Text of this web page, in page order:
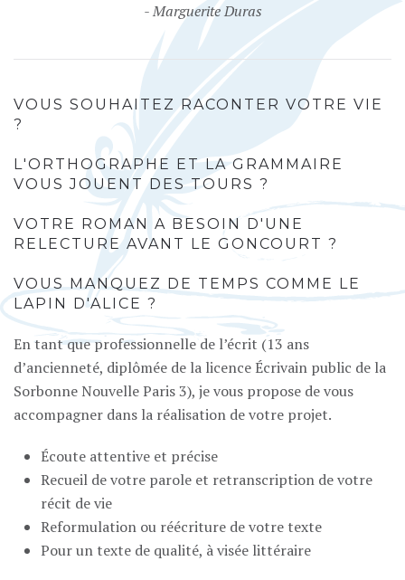
- Marguerite Duras
VOUS SOUHAITEZ RACONTER VOTRE VIE
?
L'ORTHOGRAPHE ET LA GRAMMAIRE
VOUS JOUENT DES TOURS ?
VOTRE ROMAN A BESOIN D'UNE
RELECTURE AVANT LE GONCOURT ?
VOUS MANQUEZ DE TEMPS COMME LE
LAPIN D'ALICE ?
En tant que professionnelle de l’écrit (13 ans
d’ancienneté, diplômée de la licence Écrivain public de la
Sorbonne Nouvelle Paris 3), je vous propose de vous
accompagner dans la réalisation de votre projet.
Écoute attentive et précise
Recueil de votre parole et retranscription de votre
récit de vie
Reformulation ou réécriture de votre texte
Pour un texte de qualité, à visée littéraire